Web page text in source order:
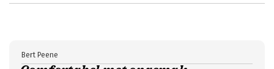
Bert Peene